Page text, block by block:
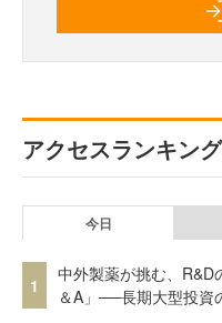
アクセスランキング
今日
1
中外製薬が挑む、R&D
＆A」──長期大型投資